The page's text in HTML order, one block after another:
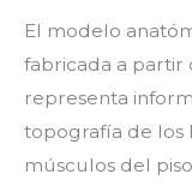
El modelo
fabricada a partir
representa
topografía de los
músculos del